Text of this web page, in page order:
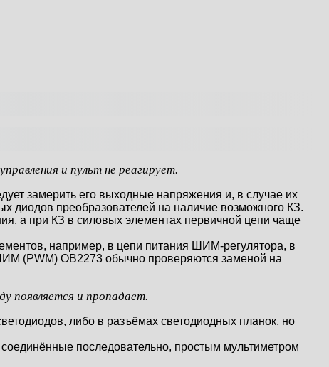
и пульт не реагирует.
замерить его выходные напряжения и, в случае их
диодов преобразователей на наличие возможного КЗ.
а при КЗ в силовых элементах первичной цепи чаще
например, в цепи питания ШИМ-регулятора, в
(PWM) OB2273 обычно проверяются заменой на
появляется и пропадает.
либо в разъёмах светодиодных планок, но
последовательно, простым мультиметром